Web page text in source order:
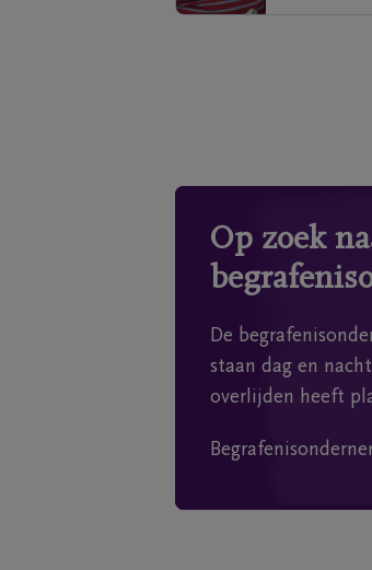
Op zoek
De
staan dag en
overlijden heeft